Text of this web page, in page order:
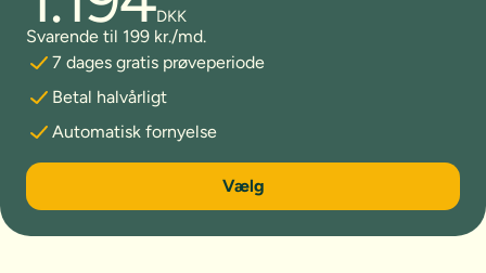
DKK
Svarende til 199 kr./md.
7 dages gratis prøveperiode
Betal halvårligt
Automatisk fornyelse
6 måneder
Vælg